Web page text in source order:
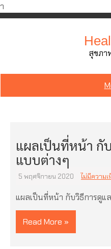
ำ
Skip
สุขภา
แผลเป็นที่หน้า กั
แบบต่างๆ
5 พฤศจิกายน 2020 ไม่มีความเ
แผลเป็นที่หน้า กับวิธีการดูแ
Read More »